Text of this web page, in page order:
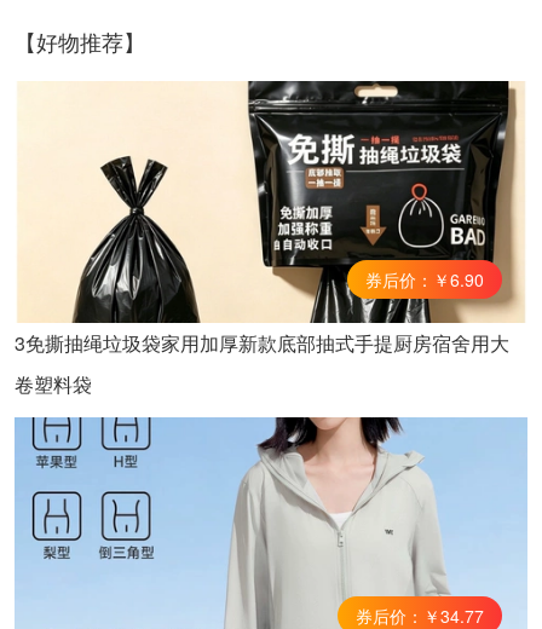
【好物推荐】
券后价：￥6.90
3免撕抽绳垃圾袋家用加厚新款底部抽式手提厨房宿舍用大
卷塑料袋
券后价：￥34.77